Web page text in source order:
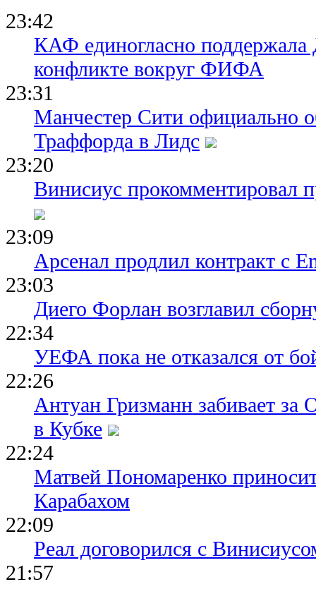
23:42
КАФ единогласно
конфликте вокруг ФИФА
23:31
Манчестер Сити официально
Траффорда в Лидс
23:20
Винисиус прокомментировал
23:09
Арсенал продлил контракт с
23:03
Диего Форлан возглавил
22:34
УЕФА пока не отказался от
22:26
Антуан Гризманн забивает за
в Кубке
22:24
Матвей Пономаренко
Карабахом
22:09
Реал договорился с
21:57